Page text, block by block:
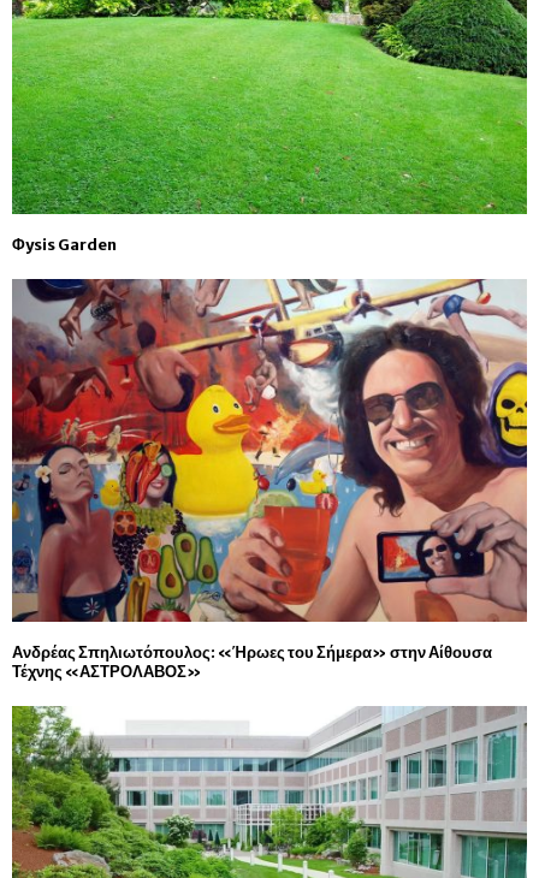
Φysis Garden
Ανδρέας Σπηλιωτόπουλος: «Ήρωες του Σήμερα» στην Αίθουσα
Τέχνης «ΑΣΤΡΟΛΑΒΟΣ»